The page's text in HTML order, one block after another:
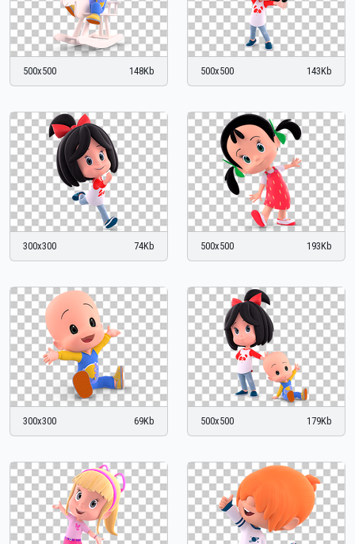
500x500 148Kb 500x500 143Kb
300x300 74Kb 500x500 193Kb
300x300 69Kb 500x500 179Kb